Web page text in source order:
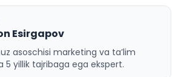
Esirgapov
asoschisi marketing va ta’lim
5 yillik tajribaga ega ekspert.